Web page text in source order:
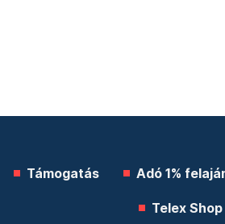
Támogatás Adó 1%
Telex Shop